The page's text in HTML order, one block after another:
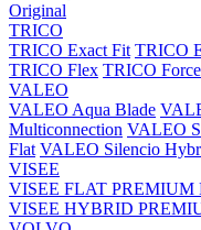
Original
TRICO
TRICO Exact Fit TRICO
TRICO Flex TRICO Force
VALEO
VALEO Aqua Blade
Multiconnection VALEO
Flat VALEO Silencio
VISEE
VISEE FLAT PREMIUM
VISEE HYBRID